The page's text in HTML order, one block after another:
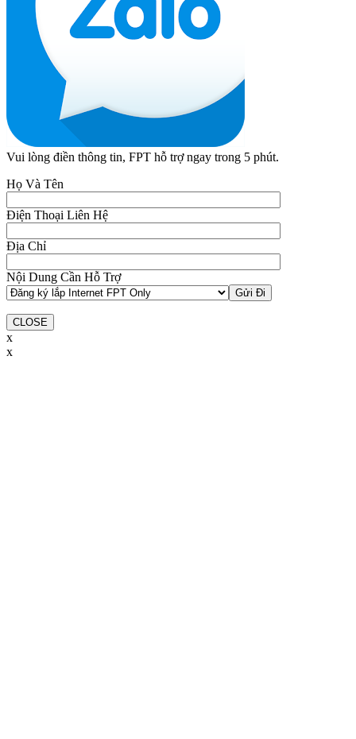
Vui lòng điền thông tin, FPT hỗ trợ ngay trong 5 phút.
Họ Và Tên
Điện Thoại Liên Hệ
Địa Chỉ
Nội Dung Cần Hỗ Trợ
CLOSE
x
x